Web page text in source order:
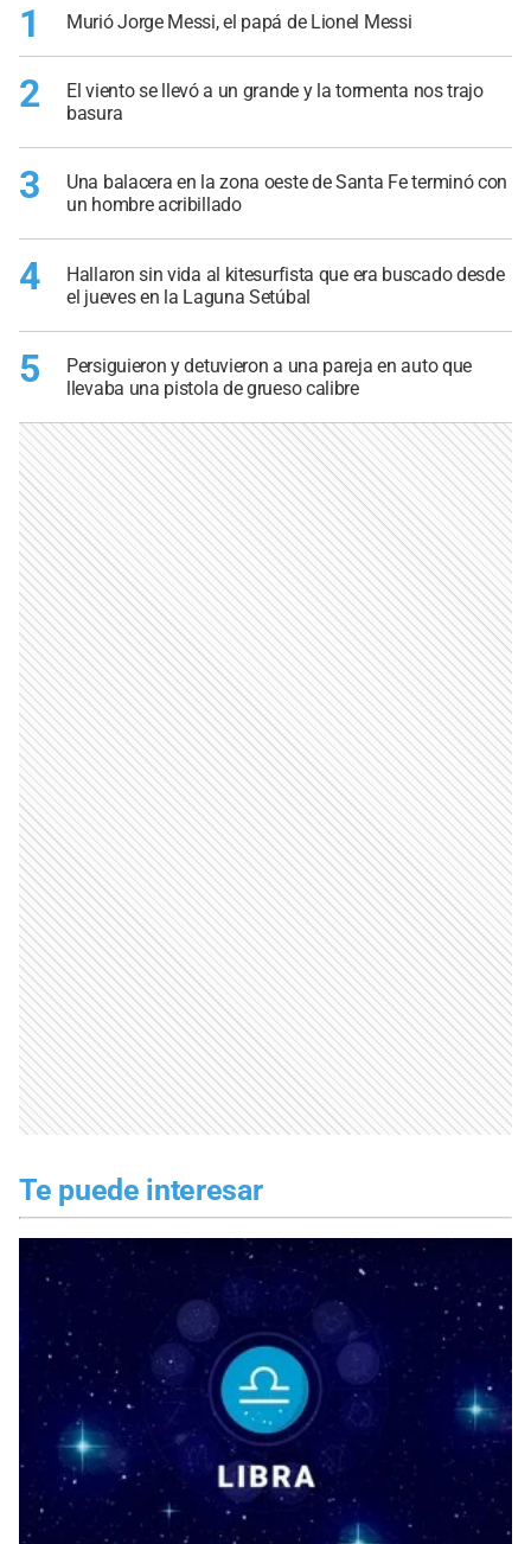
1 Murió Jorge Messi, el papá de Lionel Messi
2
El viento se llevó a un grande y la tormenta nos trajo
basura
3
Una balacera en la zona oeste de Santa Fe terminó con
un hombre acribillado
4
Hallaron sin vida al kitesurfista que era buscado desde
el jueves en la Laguna Setúbal
5
Persiguieron y detuvieron a una pareja en auto que
llevaba una pistola de grueso calibre
Te puede interesar